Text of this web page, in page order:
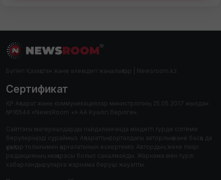
Бүгінгі Қазақстан және әлемдегі жаңалықтар | Newsroom.kz
Сертификат
ҚР Ақпарат және коммуникациялар министрлігінің 25.05.2017 жылдан
№16544 «NewsRoom +» АА Куәлігі берілген.
Сайттағы материалдарды пайдаланғанда міндетті түрде сілтеме
берулеріңізді сұраймыз. Ақпараттық порталдағы авторлық және басқа да
құқықтар толығымен қорғалатынын ескертеміз. Автордың жеке пікірі
редакцияның көзқарасы болып саналмайды. Жарнама мен түрлі
хабарландыруларға жарнама беруші жауапты.